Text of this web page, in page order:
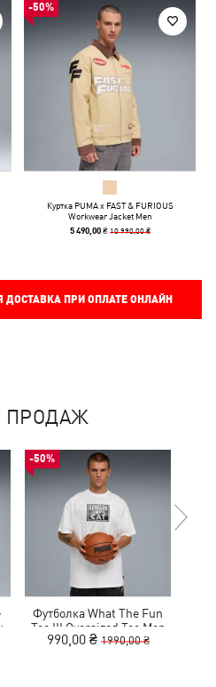
-50%
Куртка PUMA x FAST & FURIOUS
Workwear Jacket Men
5 490,00 ₴ 10 990,00 ₴
ДОСТАВКА ПРИ ОПЛАТЕ ОНЛАЙН
ПРОДАЖ
-50%
Футболка What The Fun
Tee III Oversized Tee Men
990,00 ₴ 1990,00 ₴